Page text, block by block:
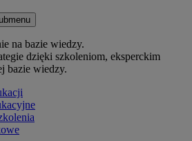
na bazie wiedzy.
dzięki szkoleniom, eksperckim
bazie wiedzy.